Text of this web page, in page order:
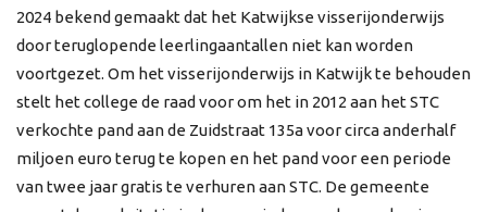
2024 bekend gemaakt dat het Katwijkse visserijonderwijs
door teruglopende leerlingaantallen niet kan worden
voortgezet. Om het visserijonderwijs in Katwijk te behouden
stelt het college de raad voor om het in 2012 aan het STC
verkochte pand aan de Zuidstraat 135a voor circa anderhalf
miljoen euro terug te kopen en het pand voor een periode
van twee jaar gratis te verhuren aan STC. De gemeente